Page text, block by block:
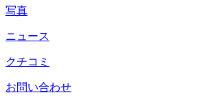
写真
ニュース
クチコミ
お問い合わせ